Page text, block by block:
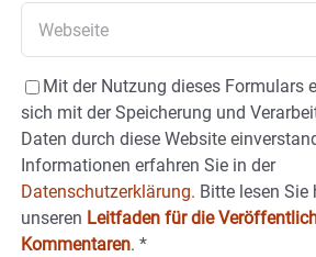
Mit der Nutzung dieses Formulars
sich mit der Speicherung und
Daten durch diese Website
Informationen erfahren Sie in der
Datenschutzerklärung. Bitte lesen Sie
unseren Leitfaden für die
Kommentaren. *